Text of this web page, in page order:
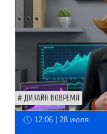
ДИЗАЙН ВОВРЕМЯ
12:06 | 28 июля